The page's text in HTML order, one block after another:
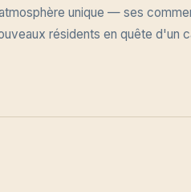
unique — ses
résidents en quête d'un